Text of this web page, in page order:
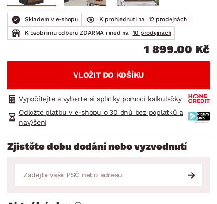
Skladem v e-shopu K prohlédnutí na
12 prodejnách
K osobnímu odběru ZDARMA ihned na
10 prodejnách
1 899.00 Kč
VLOŽIT DO KOŠÍKU
Vypočítejte a vyberte si splátky pomocí kalkulačky
Odložte platbu v e-shopu o 30 dnů bez poplatků a
navýšení
Zjistěte dobu dodání nebo vyzvednutí